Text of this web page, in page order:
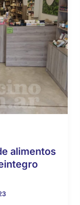
alimentos